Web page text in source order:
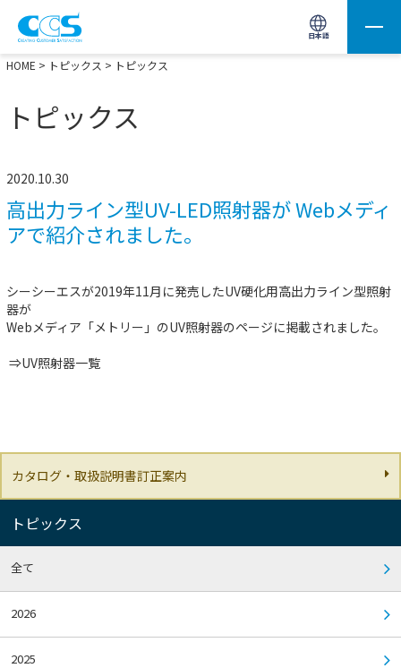
日本語
画像処理用の製品検索 サイト内検索(Enterで実行)
HOME > トピックス > トピックス
トピックス
2020.10.30
高出力ライン型UV-LED照射器が Webメディ
アで紹介されました。
シーシーエスが2019年11月に発売したUV硬化用高出力ライン型照射
器が
Webメディア「メトリー」のUV照射器のページに掲載されました。
⇒UV照射器一覧
カタログ・取扱説明書訂正案内
トピックス
全て
2026
2025